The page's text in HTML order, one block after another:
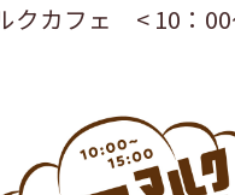
クカフェ < 10：00